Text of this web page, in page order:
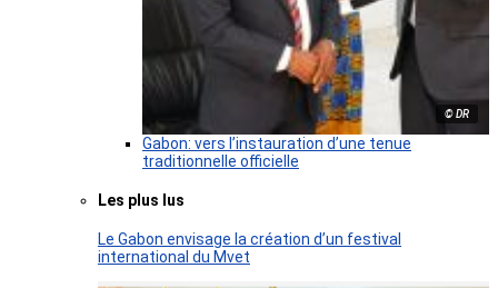
© DR
Gabon: vers l’instauration d’une tenue
traditionnelle officielle
Les plus lus
Le Gabon envisage la création d’un festival
international du Mvet